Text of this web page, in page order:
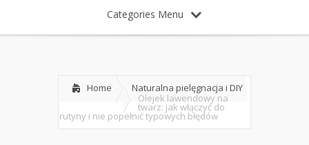
Categories Menu
Home
Naturalna pielęgnacja i DIY
Olejek lawendowy na
twarz: jak włączyć do
rutyny i nie popełnić typowych błędów